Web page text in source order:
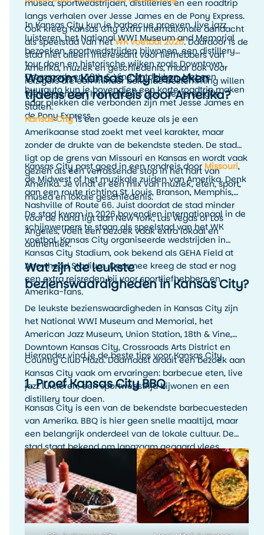
musea, sportwedstrijden, distilleries en een roadtrip
langs verhalen over Jesse James en de Pony Express.
Ook kreeg Kansas City extra internationale aandacht
als speelstad van hetWK voetbal 2026. Daardoor is de
stad niet alleen interessant voor liefhebbers van
Amerika, muziek en geschiedenis, maar ook voor
reizigers die een minder bekende bestemming willen
toevoegen aan hun rondreis door de Verenigde
Staten.
In Kansas City kun je barbecue proeven, live jazz
luisteren, het National WWI Museum and Memorial
bezoeken, sportwedstrijden bijwonen, een distillery
tour doen en historische wijken zoals Downtown,
Crossroads en 18th & Vine ontdekken. Met een
huurauto kun je bovendien een korte roadtrip maken
naar plekken die verbonden zijn met Jesse James en
de Pony Express.
Waarom Kansas City bezoeken
tijdens een rondreis door Amerika?
Kansas Cityis een goede keuze als je een
Amerikaanse stad zoekt met veel karakter, maar
zonder de drukte van de bekendste steden. De stad
ligt op de grens van Missouri en Kansas en wordt vaak
gezien als een verrassende stop in het hart van
Amerika. Je vindt er een mix van muziek, eten, sport,
musea en lokale geschiedenis.
Kansas City past goed in een rondreis door Missouri,
de Midwest of het muzikale zuiden van Amerika. Denk
aan een route richting St. Louis, Branson, Memphis,
Nashville of Route 66. Juist doordat de stad minder
voor de hand ligt dan New York, Las Vegas of Los
Angeles, voelt een bezoek vaak extra lokaal en
authentiek.
De stad kwam in 2026 bovendien internationaal in de
schijnwerpers te staan als speelstad van het WK
voetbal. Kansas City organiseerde wedstrijden in
Kansas City Stadium, ook bekend als GEHA Field at
Arrowhead Stadium. Daarmee kreeg de stad er nog
een extra reisreden bij voor sportliefhebbers en
Amerika-fans.
Wat zijn de leukste
bezienswaardigheden in Kansas City?
De leukste bezienswaardigheden in Kansas City zijn
het National WWI Museum and Memorial, het
American Jazz Museum, Union Station, 18th & Vine,
Downtown Kansas City, Crossroads Arts District en
Country Club Plaza. Daarnaast draait een bezoek aan
Kansas City vaak om ervaringen: barbecue eten, live
jazz luisteren, een sportwedstrijd bijwonen en een
distillery tour doen.
Hieronder vind je de beste tips voor Kansas City.
1. Proef Kansas City BBQ
Kansas City is een van de bekendste barbecuesteden
van Amerika. BBQ is hier geen snelle maaltijd, maar
een belangrijk onderdeel van de lokale cultuur. De
stad staat bekend om langzaam gegaard vlees,
rokerige smaken, rijke sauzen en veel variatie. Denk
aan ribs, brisket, pulled pork, burnt ends en
rijkgevulde barbecueplates.